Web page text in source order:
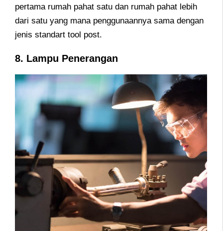
pertama rumah pahat satu dan rumah pahat lebih
dari satu yang mana penggunaannya sama dengan
jenis standart tool post.
8. Lampu Penerangan